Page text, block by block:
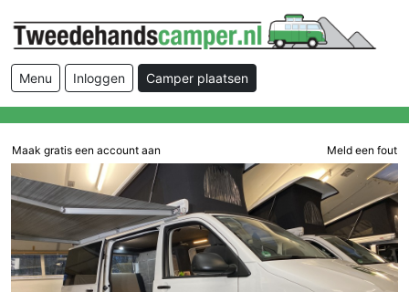
Menu Inloggen Camper plaatsen
Maak gratis een account aan Meld een fout